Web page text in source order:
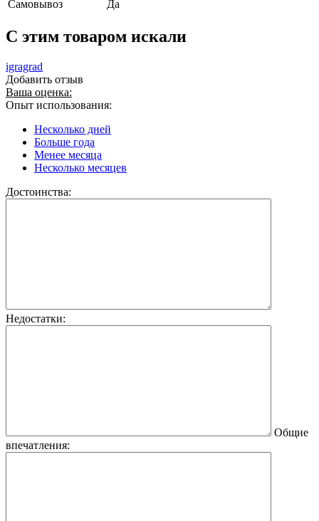
Самовывоз
Да
C этим товаром искали
igragrad
Добавить отзыв
Ваша оценка:
Опыт использования:
Несколько дней
Больше года
Менее месяца
Несколько месяцев
Достоинства:
Недостатки:
Общие
впечатления: